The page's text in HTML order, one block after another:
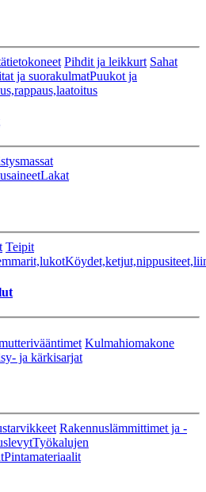
Pihdit ja leikkurt Sahat
ja suorakulmatPuukot ja
Lakat
Teipit
Kulmahiomakone
ja kärkisarjat
Rakennuslämmittimet ja -
Työkalujen
Pintamateriaalit